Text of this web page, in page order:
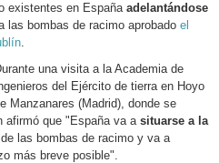
existentes en España adelantándose
las bombas de racimo aprobado el
.
una visita a la Academia de
del Ejército de tierra en Hoyo
Manzanares (Madrid), donde se
afirmó que "España va a situarse a la
las bombas de racimo y va a
más breve posible".